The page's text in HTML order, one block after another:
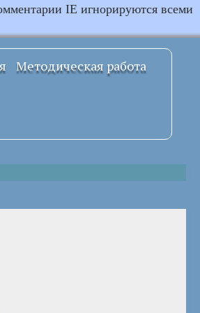
IE игнорируются всеми
Методическая работа